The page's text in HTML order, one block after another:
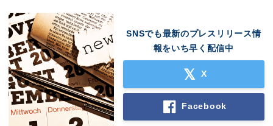
SNSでも最新のプレスリリース情
報をいち早く配信中
X
Facebook